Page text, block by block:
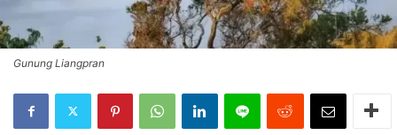
Gunung Liangpran